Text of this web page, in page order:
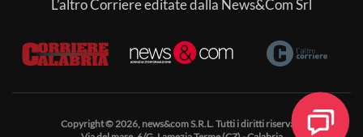
L’altro Corriere editate dalla News&Com Srl
Copyright © 2026, news&com S.R.L. Tutti i diritti riservati.